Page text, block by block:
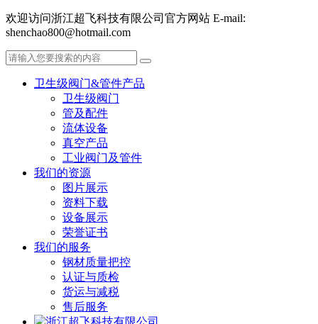
欢迎访问浙江超飞科技有限公司官方网站 E-mail:
shenchao800@hotmail.com
卫生级阀门&管件产品
卫生级阀门
管及配件
流体设备
真空产品
工业阀门及管件
我们的资源
图片展示
资料下载
设备展示
荣誉证书
我们的服务
钢材质量把控
认证与质检
货运与减税
售后服务